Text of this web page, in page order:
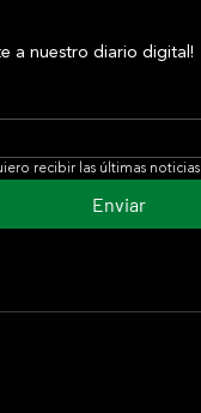
a nuestro diario digital!
recibir las últimas noticias
Enviar